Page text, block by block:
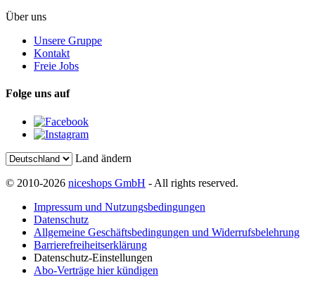
Über uns
Unsere Gruppe
Kontakt
Freie Jobs
Folge uns auf
Land ändern
© 2010-2026 niceshops GmbH - All rights reserved.
Impressum und Nutzungsbedingungen
Datenschutz
Allgemeine Geschäftsbedingungen und Widerrufsbelehrung
Barrierefreiheitserklärung
Datenschutz-Einstellungen
Abo-Verträge hier kündigen